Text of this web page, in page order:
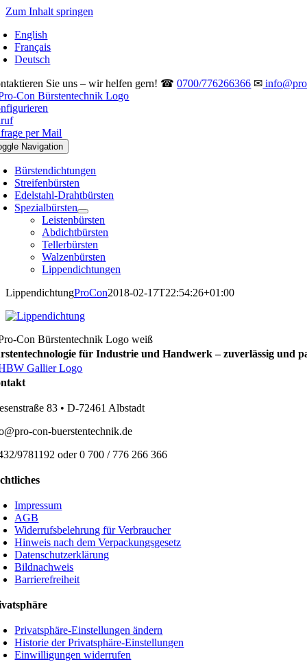
Zum Inhalt springen
English
Français
Deutsch
Sie uns – wir helfen gern! ☎0700/776266366 ✉
per Mail
Navigation
Bürstendichtungen
Streifenbürsten
Edelstahl-Drahtbürsten
Spezialbürsten
Leistenbürsten
Abdichtbürsten
Tellerbürsten
Walzenbürsten
Lippendichtungen
LippendichtungProCon2018-02-17T22:54:26+01:00
für Industrie und Handwerk – zuverlässig und
83 • D-72461 Albstadt
con-buerstentechnik.de
9781192 oder 0 700 / 776 266 366
Impressum
AGB
Widerrufsbelehrung für Verbraucher
Hinweis nach dem Verpackungsgesetz
Datenschutzerklärung
Bildnachweis
Barrierefreiheit
Privatsphäre-Einstellungen ändern
Historie der Privatsphäre-Einstellungen
Einwilligungen widerrufen